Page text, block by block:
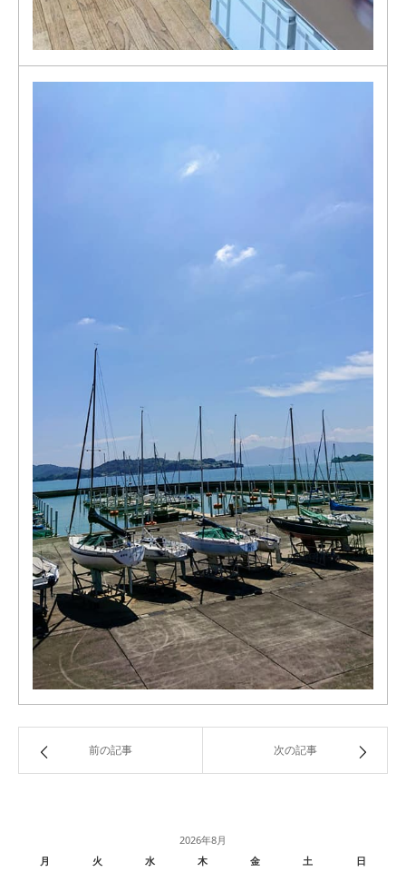
前の記事 次の記事
2026年8月
月
火 水 木 金 土 日